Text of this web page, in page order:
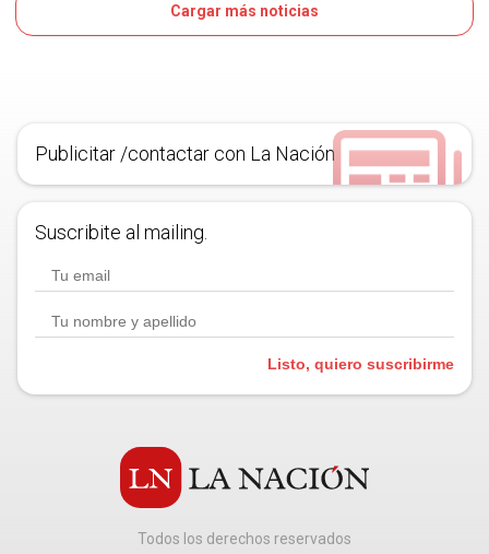
Cargar más noticias
Publicitar /contactar con La Nación
Suscribite al mailing.
Listo, quiero suscribirme
Todos los derechos reservados